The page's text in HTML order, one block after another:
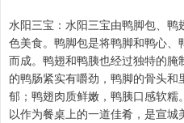
水阳三宝：水阳三宝由鸭脚包、
色美食。鸭脚包是将鸭脚和鸭心
而成。鸭翅和鸭胰也经过独特的
的鸭肠紧实有嚼劲，鸭脚的骨头
郁；鸭翅肉质鲜嫩，鸭胰口感软
以作为餐桌上的一道佳肴，是宣城